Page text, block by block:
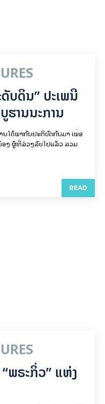
ບດິນ” ປະເພນີ
ານນະການ
ໄດ້ພາກັນປະຕິບັດກັນມາ ເພື່ອ
ງ ຜູ້ທີ່ລ່ວງລັບໄປແລ້ວ ລວມ
READ
ພຣະກິ່ວ” ແຫ່ງ